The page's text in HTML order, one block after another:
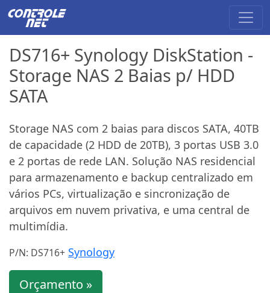
DS716+ Synology DiskStation -
Storage NAS 2 Baias p/ HDD
SATA
Storage NAS com 2 baias para discos SATA, 40TB
de capacidade (2 HDD de 20TB), 3 portas USB 3.0
e 2 portas de rede LAN. Solução NAS residencial
para armazenamento e backup centralizado em
vários PCs, virtualização e sincronização de
arquivos em nuvem privativa, e uma central de
multimídia.
P/N: DS716+ Synology
Orçamento »